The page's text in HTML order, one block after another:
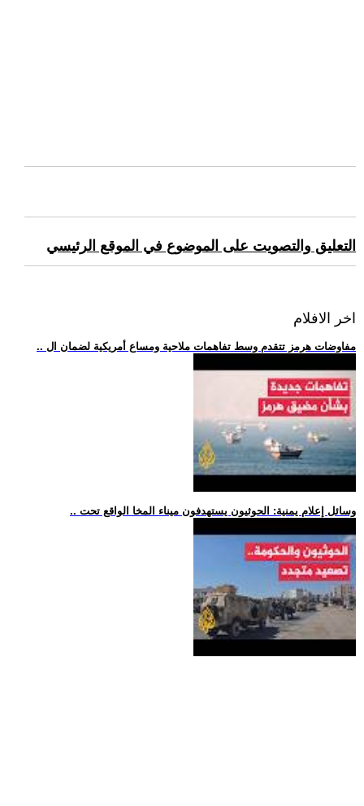
التعليق والتصويت على الموضوع في الموقع الرئيسي
اخر الافلام
.. مفاوضات هرمز تتقدم وسط تفاهمات ملاحية ومساع أمريكية لضمان ال
.. وسائل إعلام يمنية: الحوثيون يستهدفون ميناء المخا الواقع تحت